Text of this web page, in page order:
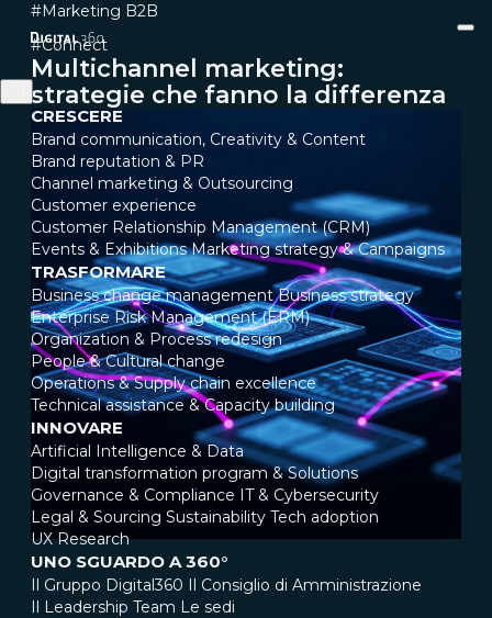
CRESCERE
Brand communication, Creativity & Content
Brand reputation & PR
Channel marketing & Outsourcing
Customer experience
Customer Relationship Management (CRM)
Events & Exhibitions Marketing strategy & Campaigns
TRASFORMARE
Business change management Business strategy
Enterprise Risk Management (ERM)
Organization & Process redesign
People & Cultural change
Operations & Supply chain excellence
Technical assistance & Capacity building
INNOVARE
Artificial Intelligence & Data
Digital transformation program & Solutions
Governance & Compliance IT & Cybersecurity
Legal & Sourcing Sustainability Tech adoption
UX Research
UNO SGUARDO A 360°
Il Gruppo Digital360 Il Consiglio di Amministrazione
Il Leadership Team Le sedi
#Marketing B2B
#Connect
Multichannel marketing:
strategie che fanno la differenza